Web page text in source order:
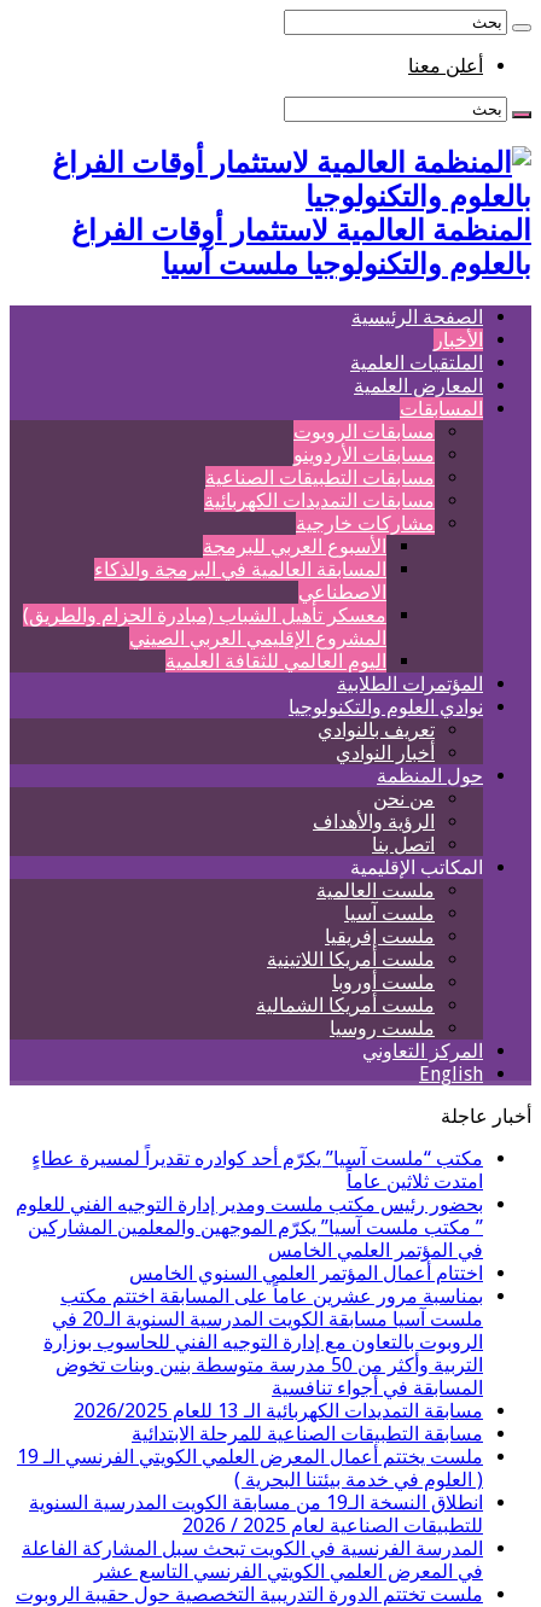
أعلن معنا
المنظمة العالمية لاستثمار أوقات الفراغ
بالعلوم والتكنولوجيا ملست آسيا
الصفحة الرئيسية
الأخبار
الملتقيات العلمية
المعارض العلمية
المسابقات
مسابقات الروبوت
مسابقات الأردوينو
مسابقات التطبيقات الصناعية
مسابقات التمديدات الكهربائية
مشاركات خارجية
الأسبوع العربي للبرمجة
المسابقة العالمية في البرمجة والذكاء
الاصطناعي
معسكر تأهيل الشباب (مبادرة الحزام والطريق)
المشروع الإقليمي العربي الصيني
اليوم العالمي للثقافة العلمية
المؤتمرات الطلابية
نوادي العلوم والتكنولوجيا
تعريف بالنوادي
أخبار النوادي
حول المنظمة
من نحن
الرؤية والأهداف
اتصل بنا
المكاتب الإقليمية
ملست العالمية
ملست آسيا
ملست إفريقيا
ملست أمريكا اللاتينية
ملست أوروبا
ملست أمريكا الشمالية
ملست روسيا
المركز التعاوني
English
أخبار عاجلة
مكتب “ملست آسيا” يكرّم أحد كوادره تقديراً لمسيرة عطاءٍ
امتدت ثلاثين عاماً
بحضور رئيس مكتب ملست ومدير إدارة التوجيه الفني للعلوم
” مكتب ملست آسيا” يكرّم الموجهين والمعلمين المشاركين
في المؤتمر العلمي الخامس
اختتام أعمال المؤتمر العلمي السنوي الخامس
بمناسبة مرور عشرين عاماً على المسابقة اختتم مكتب
ملست آسيا مسابقة الكويت المدرسية السنوية الـ20 في
الروبوت بالتعاون مع إدارة التوجيه الفني للحاسوب بوزارة
التربية وأكثر من 50 مدرسة متوسطة بنين وبنات تخوض
المسابقة في أجواء تنافسية
مسابقة التمديدات الكهربائية الـ 13 للعام 2026/2025
مسابقة التطبيقات الصناعية للمرحلة الابتدائية
ملست يختتم أعمال المعرض العلمي الكويتي الفرنسي الـ 19
( العلوم في خدمة بيئتنا البحرية )
انطلاق النسخة الـ19 من مسابقة الكويت المدرسية السنوية
للتطبيقات الصناعية لعام 2025 / 2026
المدرسة الفرنسية في الكويت تبحث سبل المشاركة الفاعلة
في المعرض العلمي الكويتي الفرنسي التاسع عشر
ملست تختتم الدورة التدريبية التخصصية حول حقيبة الروبوت